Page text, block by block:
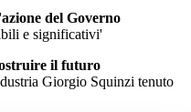
del Governo
e significativi'
il futuro
Giorgio Squinzi tenuto